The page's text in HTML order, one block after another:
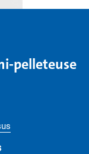
pelleteuse